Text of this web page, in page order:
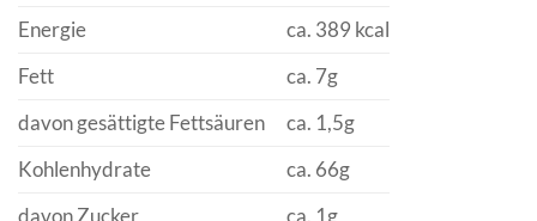
Energie
ca. 389 kcal
Fett
ca. 7g
davon gesättigte Fettsäuren
ca. 1,5g
Kohlenhydrate
ca. 66g
davon Zucker
ca. 1g